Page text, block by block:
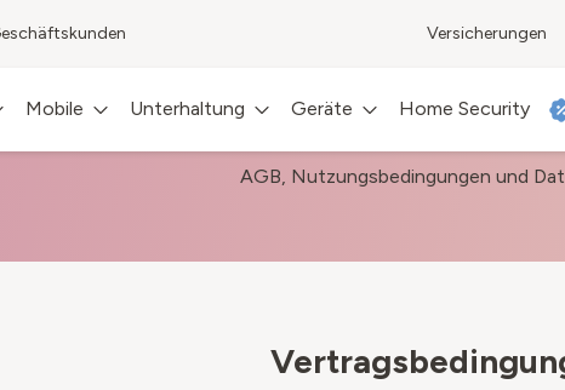
Versicherungen
Mobile Unterhaltung Geräte Home Security
AGB, Nutzungsbedingungen und